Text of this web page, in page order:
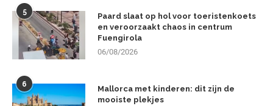
5
Paard slaat op hol voor toeristenkoets
en veroorzaakt chaos in centrum
Fuengirola
06/08/2026
6
Mallorca met kinderen: dit zijn de
mooiste plekjes